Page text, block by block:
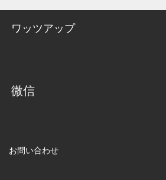
ワッツアップ
微信
お問い合わせ